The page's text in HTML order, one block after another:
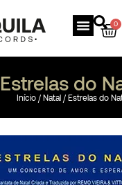
0
Estrelas do
Início / Natal / Estrelas do